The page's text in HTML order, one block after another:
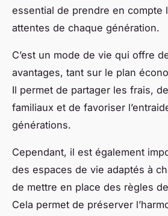
essential de prendre en compte
attentes de chaque génération.
C’est un mode de vie qui offre
avantages, tant sur le plan
Il permet de partager les frais,
familiaux et de favoriser
générations.
Cependant, il est également
des espaces de vie adaptés à
de mettre en place des règles
Cela permet de préserver